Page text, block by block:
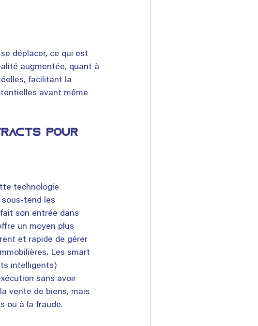
déplacer, ce qui est
augmentée, quant à
facilitant la
avant même
pour
technologie
tend les
son entrée dans
un moyen plus
et rapide de gérer
Les smart
intelligents)
sans avoir
vente de biens, mais
ou à la fraude.